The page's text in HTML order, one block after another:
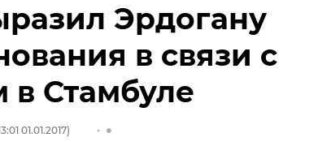
Эрдогану
в связи с
в Стамбуле
01.01.2017)